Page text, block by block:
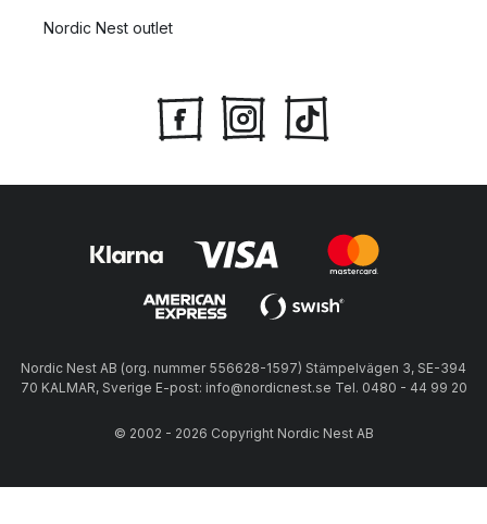
Nordic Nest outlet
Nordic Nest AB (org. nummer 556628-1597) Stämpelvägen 3, SE-394
70 KALMAR, Sverige E-post: info@nordicnest.se Tel. 0480 - 44 99 20
© 2002 - 2026 Copyright Nordic Nest AB